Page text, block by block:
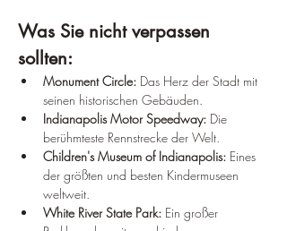
Was Sie nicht verpassen
sollten:
Monument Circle: Das Herz der Stadt mit
seinen historischen Gebäuden.
Indianapolis Motor Speedway: Die
berühmteste Rennstrecke der Welt.
Children's Museum of Indianapolis: Eines
der größten und besten Kindermuseen
weltweit.
White River State Park: Ein großer